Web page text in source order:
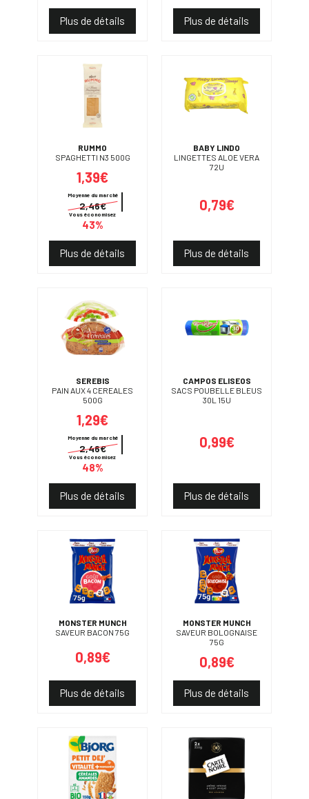
Plus de détails Plus de détails
RUMMO
SPAGHETTI N3 500G
1,39€
Moyenne du marché
2,46€
Vous économisez
43%
Plus de détails
BABY LINDO
LINGETTES ALOE VERA
72U
0,79€
Plus de détails
SEREBIS
PAIN AUX 4 CEREALES
500G
1,29€
Moyenne du marché
2,46€
Vous économisez
48%
Plus de détails
CAMPOS ELISEOS
SACS POUBELLE BLEUS
30L 15U
0,99€
Plus de détails
MONSTER MUNCH
SAVEUR BACON 75G
0,89€
Plus de détails
MONSTER MUNCH
SAVEUR BOLOGNAISE
75G
0,89€
Plus de détails